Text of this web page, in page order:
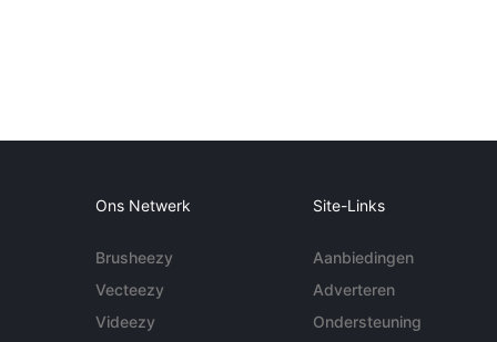
Ons Netwerk
Brusheezy
Vecteezy
Videezy
Site-Links
Aanbiedingen
Adverteren
Ondersteuning